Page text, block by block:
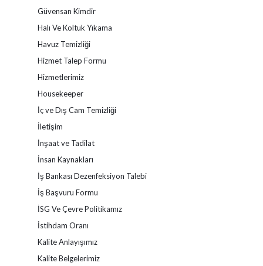
Güvensan Kimdir
Halı Ve Koltuk Yıkama
Havuz Temizliği
Hizmet Talep Formu
Hizmetlerimiz
Housekeeper
İç ve Dış Cam Temizliği
İletişim
İnşaat ve Tadilat
İnsan Kaynakları
İş Bankası Dezenfeksiyon Talebi
İş Başvuru Formu
İSG Ve Çevre Politikamız
İstihdam Oranı
Kalite Anlayışımız
Kalite Belgelerimiz